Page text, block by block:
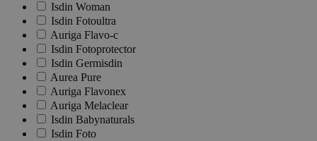
Isdin Woman
Isdin Fotoultra
Auriga Flavo-c
Isdin Fotoprotector
Isdin Germisdin
Aurea Pure
Auriga Flavonex
Auriga Melaclear
Isdin Babynaturals
Isdin Foto